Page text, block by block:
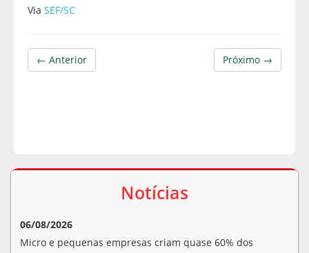
Via SEF/SC
Próximo →
← Anterior
Notícias
06/08/2026
Micro e pequenas empresas criam quase 60% dos